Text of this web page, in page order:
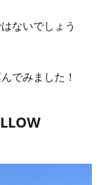
ないでしょう
でみました！